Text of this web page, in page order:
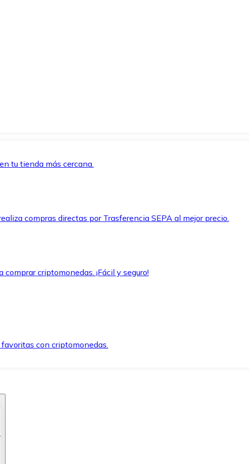
tu tienda más cercana.
compras directas por Trasferencia SEPA al mejor precio.
criptomonedas. ¡Fácil y seguro!
con criptomonedas.
métodos de pago.
y segura.